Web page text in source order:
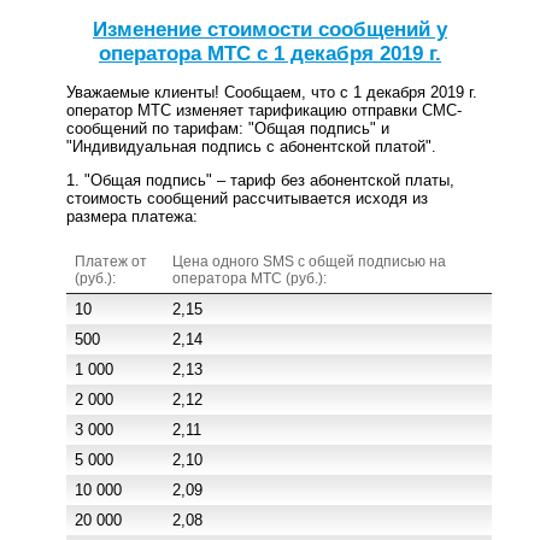
Изменение стоимости сообщений у
оператора МТС с 1 декабря 2019 г.
Уважаемые клиенты! Сообщаем, что с 1 декабря 2019 г.
оператор МТС изменяет тарификацию отправки СМС-
сообщений по тарифам: "Общая подпись" и
"Индивидуальная подпись с абонентской платой".
1. "Общая подпись" – тариф без абонентской платы,
стоимость сообщений рассчитывается исходя из
размера платежа:
Платеж от
(руб.):
Цена одного SMS c общей подписью на
оператора МТС (руб.):
10
2,15
500
2,14
1 000
2,13
2 000
2,12
3 000
2,11
5 000
2,10
10 000
2,09
20 000
2,08